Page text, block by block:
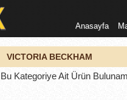
Anasayfa
VICTORIA BECKHAM
Bu Kategoriye Ait Ürün